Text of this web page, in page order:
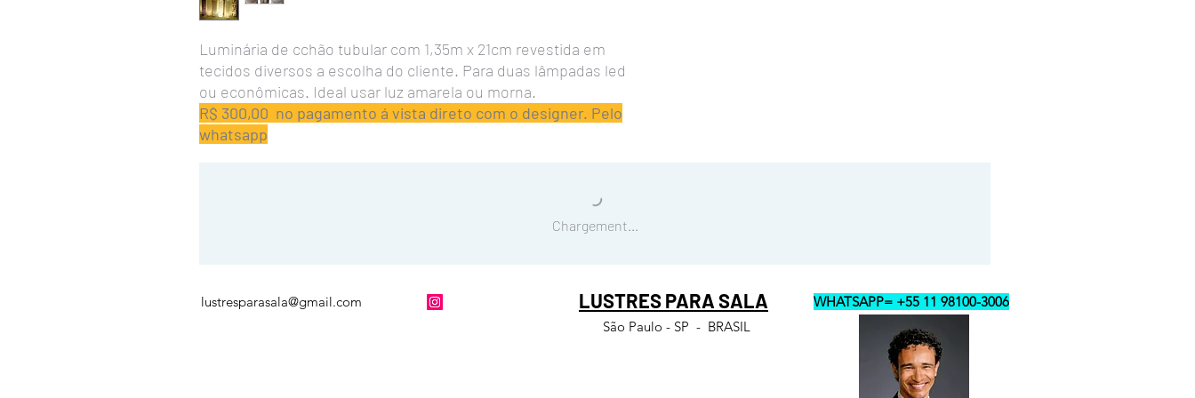
Luminária de cchão tubular com 1,35m x 21cm revestida em
tecidos diversos a escolha do cliente. Para duas lâmpadas led
ou econômicas. Ideal usar luz amarela ou morna.
R$ 300,00 no pagamento á vista direto com o designer. Pelo
whatsapp
Chargement...
lustresparasala@gmail.com LUSTRES PARA SALA
WHATSAPP= +55 11 98100-3006
São Paulo - SP - BRASIL